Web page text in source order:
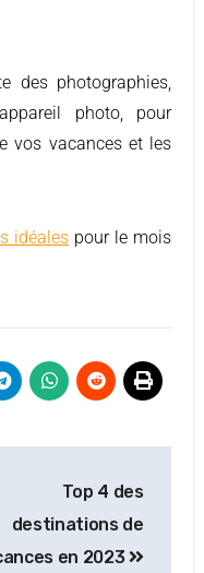
des photographies,
photo, pour
vos vacances et les
idéales pour le mois
Top 4 des
destinations de
en 2023